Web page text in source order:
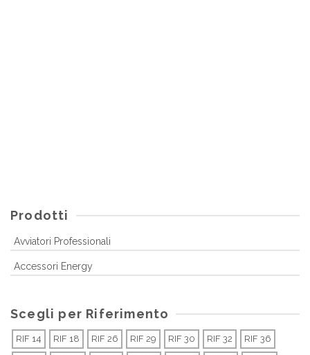
Prodotti
Avviatori Professionali
Accessori Energy
Scegli per Riferimento
RIF 14 RIF 18 RIF 26 RIF 29 RIF 30 RIF 32 RIF 36